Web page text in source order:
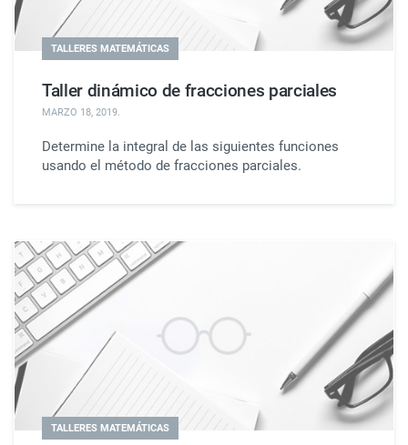
TALLERES MATEMÁTICAS
Taller dinámico de fracciones parciales
MARZO 18, 2019.
Determine la integral de las siguientes funciones
usando el método de fracciones parciales.
TALLERES MATEMÁTICAS